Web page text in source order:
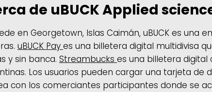
de uBUCK Applied
en Georgetown, Islas Caimán, uBUCK es una
uBUCK Pay es una billetera digital multidivisa
y sin banca. Streambucks es una billetera digital
Los usuarios pueden cargar una tarjeta
con los comerciantes participantes donde se